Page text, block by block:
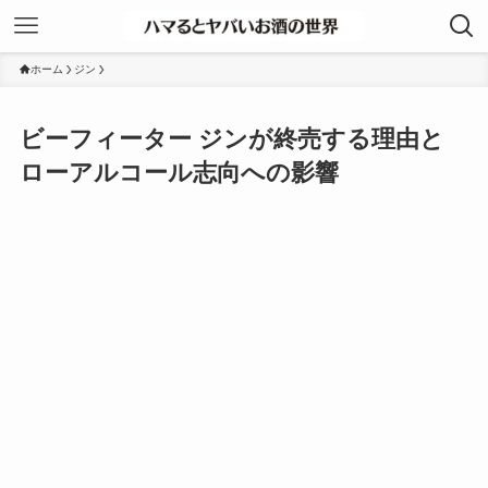
ホーム ジン
ビーフィーター ジンが終売する理由と
ローアルコール志向への影響